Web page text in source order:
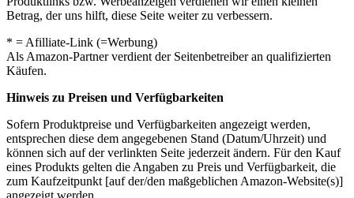
Betrag, der uns hilft, diese Seite weiter zu verbessern.
* = Afilliate-Link (=Werbung)
Als Amazon-Partner verdient der Seitenbetreiber an qualifizierten
Käufen.
Hinweis zu Preisen und Verfügbarkeiten
Sofern Produktpreise und Verfügbarkeiten angezeigt werden,
entsprechen diese dem angegebenen Stand (Datum/Uhrzeit) und
können sich auf der verlinkten Seite jederzeit ändern. Für den Kauf
eines Produkts gelten die Angaben zu Preis und Verfügbarkeit, die
zum Kaufzeitpunkt [auf der/den maßgeblichen Amazon-Website(s)]
angezeigt werden.